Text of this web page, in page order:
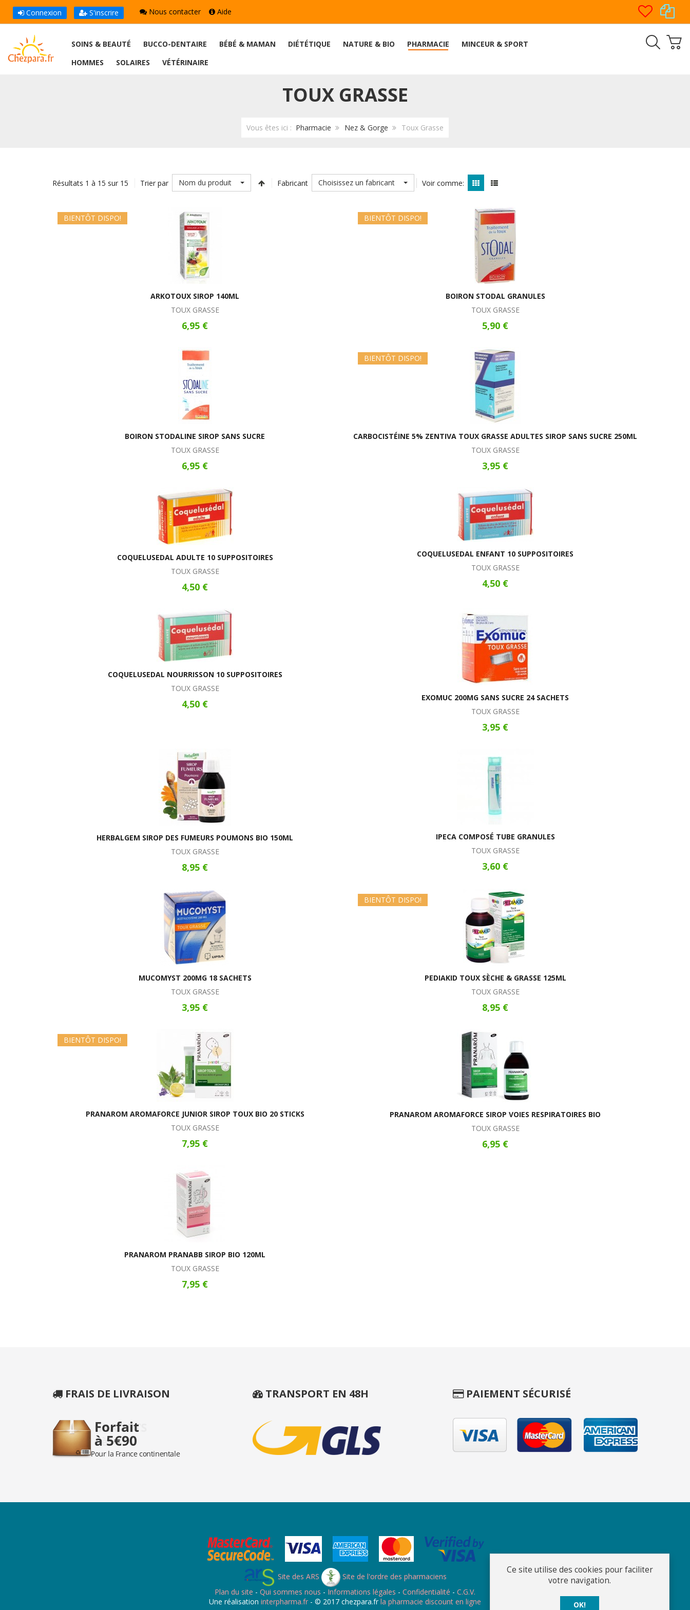
Connexion S'inscrire Nous contacter Aide
SOINS & BEAUTÉ BUCCO-DENTAIRE BÉBÉ & MAMAN DIÉTÉTIQUE NATURE & BIO PHARMACIE
MINCEUR & SPORT
HOMMES
SOLAIRES VÉTÉRINAIRE
TOUX GRASSE
Vous êtes ici : Pharmacie Nez & Gorge Toux Grasse
Résultats 1 à 15 sur 15 Trier par Nom du produit Fabricant Choisissez un fabricant Voir comme:
BIENTÔT DISPO!
ARKOTOUX SIROP 140ML
TOUX GRASSE
6,95 €
BIENTÔT DISPO!
BOIRON STODAL GRANULES
TOUX GRASSE
5,90 €
BOIRON STODALINE SIROP SANS SUCRE
TOUX GRASSE
6,95 €
BIENTÔT DISPO!
CARBOCISTÉINE 5% ZENTIVA TOUX GRASSE ADULTES SIROP SANS SUCRE 250ML
TOUX GRASSE
3,95 €
COQUELUSEDAL ADULTE 10 SUPPOSITOIRES
TOUX GRASSE
4,50 €
COQUELUSEDAL ENFANT 10 SUPPOSITOIRES
TOUX GRASSE
4,50 €
COQUELUSEDAL NOURRISSON 10 SUPPOSITOIRES
TOUX GRASSE
4,50 €
EXOMUC 200MG SANS SUCRE 24 SACHETS
TOUX GRASSE
3,95 €
HERBALGEM SIROP DES FUMEURS POUMONS BIO 150ML
TOUX GRASSE
8,95 €
IPECA COMPOSÉ TUBE GRANULES
TOUX GRASSE
3,60 €
MUCOMYST 200MG 18 SACHETS
TOUX GRASSE
3,95 €
BIENTÔT DISPO!
PEDIAKID TOUX SÈCHE & GRASSE 125ML
TOUX GRASSE
8,95 €
BIENTÔT DISPO!
PRANAROM AROMAFORCE JUNIOR SIROP TOUX BIO 20 STICKS
TOUX GRASSE
7,95 €
PRANAROM AROMAFORCE SIROP VOIES RESPIRATOIRES BIO
TOUX GRASSE
6,95 €
PRANAROM PRANABB SIROP BIO 120ML
TOUX GRASSE
7,95 €
FRAIS DE LIVRAISON TRANSPORT EN 48H PAIEMENT SÉCURISÉ
Site des ARS
Site de l'ordre des pharmaciens
Plan du site - Qui sommes nous - Informations légales - Confidentialité - C.G.V.
Une réalisation interpharma.fr- © 2017 chezpara.frla pharmacie discount en ligne
Ce site utilise des cookies pour faciliter
votre navigation.
OK!